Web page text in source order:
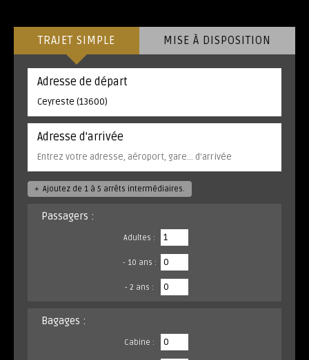
TRAJET SIMPLE MISE À DISPOSITION
Adresse de départ
Adresse d'arrivée
Ajoutez de 1 à 5 arrêts intermédiaires.
+
Passagers :
Adultes :
- 10 ans :
- 2 ans :
Bagages :
Cabine :